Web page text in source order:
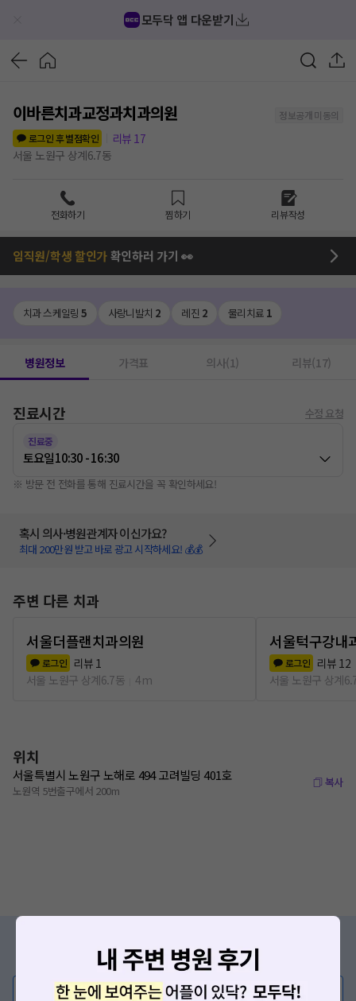
모두닥 앱 다운받기
이바른치과교정과치과의원
정보공개 미동의
로그인 후 별점확인
리뷰 17
서울 노원구 상계6.7동
전화하기 찜하기 리뷰작성
임직원/학생 할인가확인하러 가기 👀
치과 스케일링 5 사랑니발치 2 레진 2 물리치료 1
병원정보 가격표 의사(1) 리뷰(17)
진료시간 수정 요청
진료중
토요일10:30 - 16:30
※ 방문 전 전화를 통해 진료시간을 꼭 확인하세요!
혹시 의사·병원관계자 이신가요?
최대 200만원 받고 바로 광고 시작하세요! 💰💰
주변 다른 치과
서울더플랜치과의원
로그인 리뷰 1
서울 노원구 상계6.7동
4m
서울턱구강내
로그인 리뷰 12
서울 노원구 상계
위치
서울특별시 노원구 노해로 494 고려빌딩 401호
노원역 5번출구에서 200m
복사
증상/치료, 궁금한 점이 있나요?
의사가 직접 답해드려요!
💬 무엇이든 물어보세요